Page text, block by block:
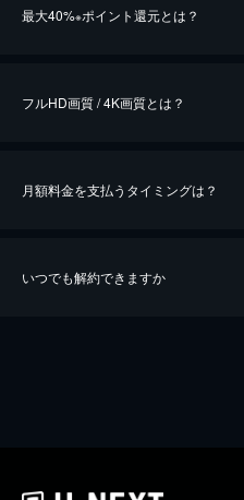
最大40%※ポイント還元とは？
※40％ポイント還元の対象は、クレジット
iOSアプリのUコイン決済による作品の購
フルHD画質 / 4K画質とは？
月額料金を支払うタイミングは？
いつでも解約できますか